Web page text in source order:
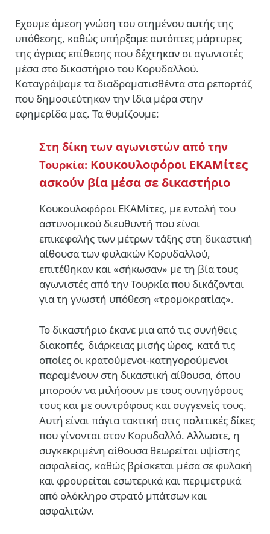
Εχουμε άμεση γνώση του στημένου αυτής της
υπόθεσης, καθώς υπήρξαμε αυτόπτες μάρτυρες
της άγριας επίθεσης που δέχτηκαν οι αγωνιστές
μέσα στο δικαστήριο του Κορυδαλλού.
Καταγράψαμε τα διαδραματισθέντα στα ρεπορτάζ
που δημοσιεύτηκαν την ίδια μέρα στην
εφημερίδα μας. Τα θυμίζουμε:
Στη δίκη των αγωνιστών από την
Τουρκία: Kουκουλοφόροι ΕΚΑΜίτες
ασκούν βία μέσα σε δικαστήριο
Κουκουλοφόροι ΕΚΑΜίτες, με εντολή του
αστυνομικού διευθυντή που είναι
επικεφαλής των μέτρων τάξης στη δικαστική
αίθουσα των φυλακών Κορυδαλλού,
επιτέθηκαν και «σήκωσαν» με τη βία τους
αγωνιστές από την Τουρκία που δικάζονται
για τη γνωστή υπόθεση «τρομοκρατίας».
Το δικαστήριο έκανε μια από τις συνήθεις
διακοπές, διάρκειας μισής ώρας, κατά τις
οποίες οι κρατούμενοι-κατηγορούμενοι
παραμένουν στη δικαστική αίθουσα, όπου
μπορούν να μιλήσουν με τους συνηγόρους
τους και με συντρόφους και συγγενείς τους.
Αυτή είναι πάγια τακτική στις πολιτικές δίκες
που γίνονται στον Κορυδαλλό. Αλλωστε, η
συγκεκριμένη αίθουσα θεωρείται υψίστης
ασφαλείας, καθώς βρίσκεται μέσα σε φυλακή
και φρουρείται εσωτερικά και περιμετρικά
από ολόκληρο στρατό μπάτσων και
ασφαλιτών.